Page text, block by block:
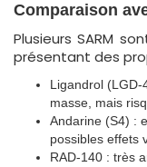
Comparaison
Plusieurs SARM
présentant des
Ligandrol
masse, mais
Andarine (S4) :
possibles effets
RAD-140 : très